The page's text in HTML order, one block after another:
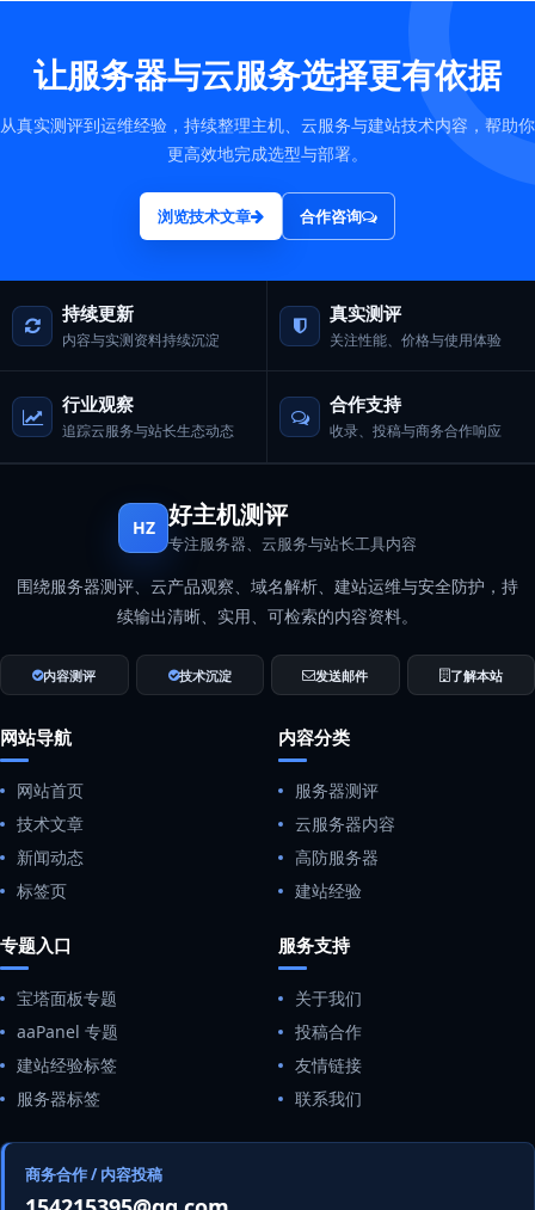
让服务器与云服务选择更有依据
从真实测评到运维经验，持续整理主机、云服务与建站技术内容，帮助你
更高效地完成选型与部署。
浏览技术文章 合作咨询
持续更新
内容与实测资料持续沉淀
真实测评
关注性能、价格与使用体验
行业观察
追踪云服务与站长生态动态
合作支持
收录、投稿与商务合作响应
HZ 好主机测评
专注服务器、云服务与站长工具内容
围绕服务器测评、云产品观察、域名解析、建站运维与安全防护，持
续输出清晰、实用、可检索的内容资料。
内容测评 技术沉淀 发送邮件 了解本站
网站导航
网站首页
技术文章
新闻动态
标签页
内容分类
服务器测评
云服务器内容
高防服务器
建站经验
专题入口
宝塔面板专题
aaPanel 专题
建站经验标签
服务器标签
服务支持
关于我们
投稿合作
友情链接
联系我们
商务合作 / 内容投稿